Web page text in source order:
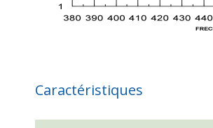
Caractéristiques